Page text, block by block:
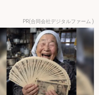
PR(合同会社デジタルファーム )